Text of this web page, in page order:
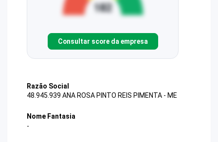
Consultar score da empresa
Razão Social
48.945.939 ANA ROSA PINTO REIS PIMENTA - ME
Nome Fantasia
-